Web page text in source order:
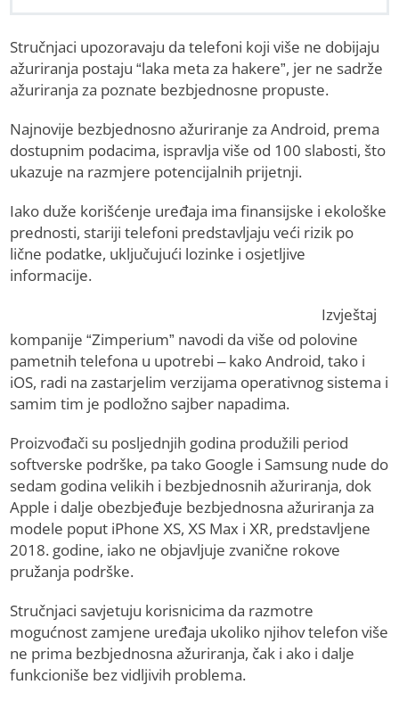
Stručnjaci upozoravaju da telefoni koji više ne dobijaju
ažuriranja postaju “laka meta za hakere”, jer ne sadrže
ažuriranja za poznate bezbjednosne propuste.
Najnovije bezbjednosno ažuriranje za Android, prema
dostupnim podacima, ispravlja više od 100 slabosti, što
ukazuje na razmjere potencijalnih prijetnji.
Iako duže korišćenje uređaja ima finansijske i ekološke
prednosti, stariji telefoni predstavljaju veći rizik po
lične podatke, uključujući lozinke i osjetljive
informacije.
Izvještaj
kompanije “Zimperium” navodi da više od polovine
pametnih telefona u upotrebi – kako Android, tako i
iOS, radi na zastarjelim verzijama operativnog sistema i
samim tim je podložno sajber napadima.
Proizvođači su posljednjih godina produžili period
softverske podrške, pa tako Google i Samsung nude do
sedam godina velikih i bezbjednosnih ažuriranja, dok
Apple i dalje obezbjeđuje bezbjednosna ažuriranja za
modele poput iPhone XS, XS Max i XR, predstavljene
2018. godine, iako ne objavljuje zvanične rokove
pružanja podrške.
Stručnjaci savjetuju korisnicima da razmotre
mogućnost zamjene uređaja ukoliko njihov telefon više
ne prima bezbjednosna ažuriranja, čak i ako i dalje
funkcioniše bez vidljivih problema.